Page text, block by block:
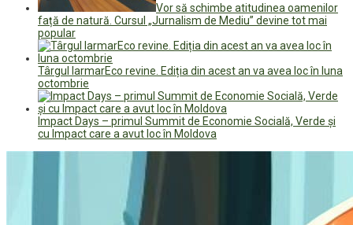
Vor să schimbe atitudinea oamenilor
față de natură. Cursul „Jurnalism de Mediu” devine tot mai
popular
Târgul IarmarEco revine. Ediția din acest an va avea loc în luna
octombrie
Impact Days – primul Summit de Economie Socială, Verde și
cu Impact care a avut loc în Moldova